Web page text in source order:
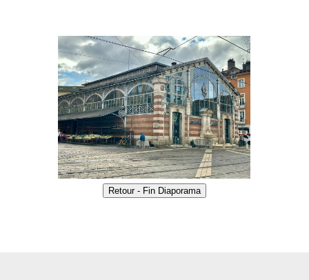
Retour - Fin Diaporama